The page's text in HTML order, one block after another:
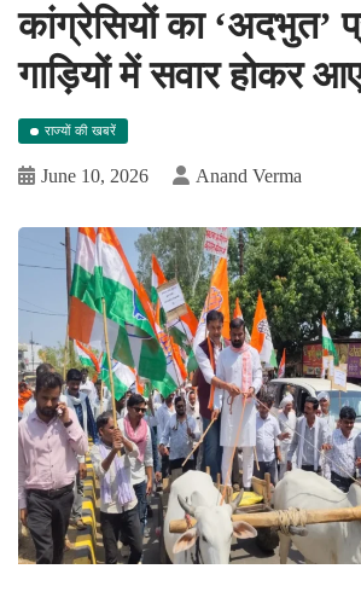
कांग्रेसियों का ‘अदभुत’
गाड़ियों में सवार होकर
राज्यों की खबरें
June 10, 2026 Anand Verma